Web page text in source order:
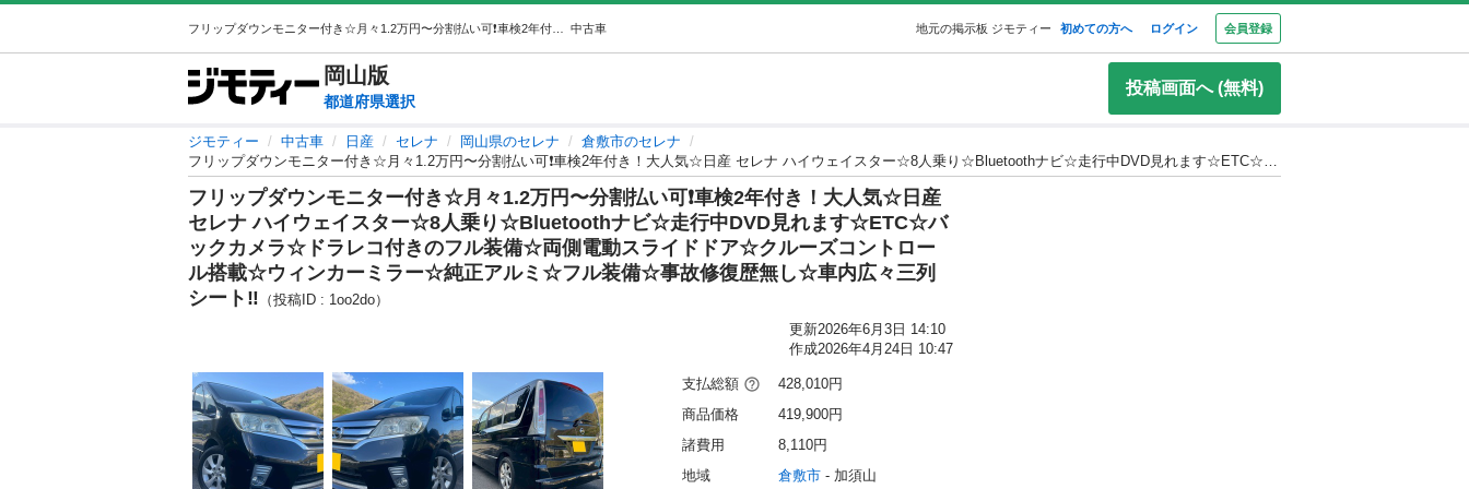
中古車 地元の掲示板 ジモティー 初めての方へ ログイン 会員登録
岡山版
都道府県選択
投稿画面へ (無料)
ジモティー 中古車 日産 セレナ 岡山県のセレナ
倉敷市のセレナ
フリップダウンモニター付き☆月々1.2万円〜分割払い可❗️車検2年付き！大人気☆日産 セレナ ハイウェイスター☆8人乗り☆Bluetoothナビ☆走行中DVD見れます☆ETC☆バックカメラ☆ドラレコ付きのフル装備☆両側電動スライドドア☆クルーズコントロール搭載☆ウィンカーミラー☆純正アルミ☆フル装備☆事故修復歴無し☆車内広々三列シート‼️
フリップダウンモニター付き☆月々1.2万円〜分割払い可❗️車検2年付き！大人気☆日産
セレナ ハイウェイスター☆8人乗り☆Bluetoothナビ☆走行中DVD見れます☆ETC☆バ
ックカメラ☆ドラレコ付きのフル装備☆両側電動スライドドア☆クルーズコントロー
ル搭載☆ウィンカーミラー☆純正アルミ☆フル装備☆事故修復歴無し☆車内広々三列
シート‼️ （投稿ID : 1oo2do）
更新2026年6月3日 14:10
作成2026年4月24日 10:47
支払総額
428,010円
商品価格
419,900円
諸費用
8,110円
地域
倉敷市 - 加須山